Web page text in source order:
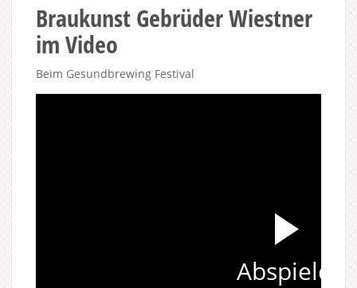
Braukunst Gebrüder Wiestner
im Video
Beim Gesundbrewing Festival
Abspielen